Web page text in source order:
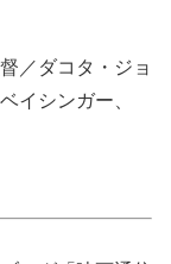
／ダコタ・ジョ
イシンガー、